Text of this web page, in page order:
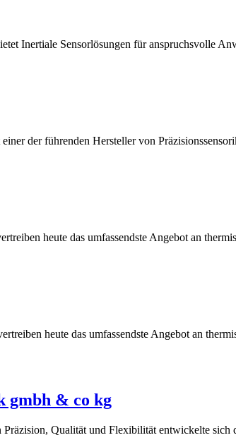
Inertiale Sensorlösungen für anspruchsvolle
der führenden Hersteller von
heute das umfassendste Angebot an
heute das umfassendste Angebot an
gmbh & co kg
Präzision, Qualität und Flexibilität entwickelte